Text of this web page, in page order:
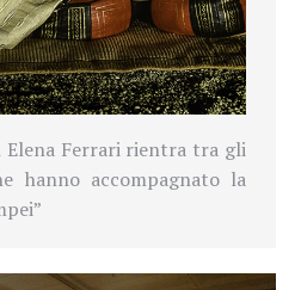
Elena Ferrari rientra tra gli
hanno accompagnato la